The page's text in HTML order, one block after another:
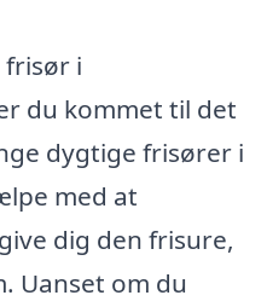
frisør i
du kommet til det
dygtige frisører i
med at
dig den frisure,
Uanset om du